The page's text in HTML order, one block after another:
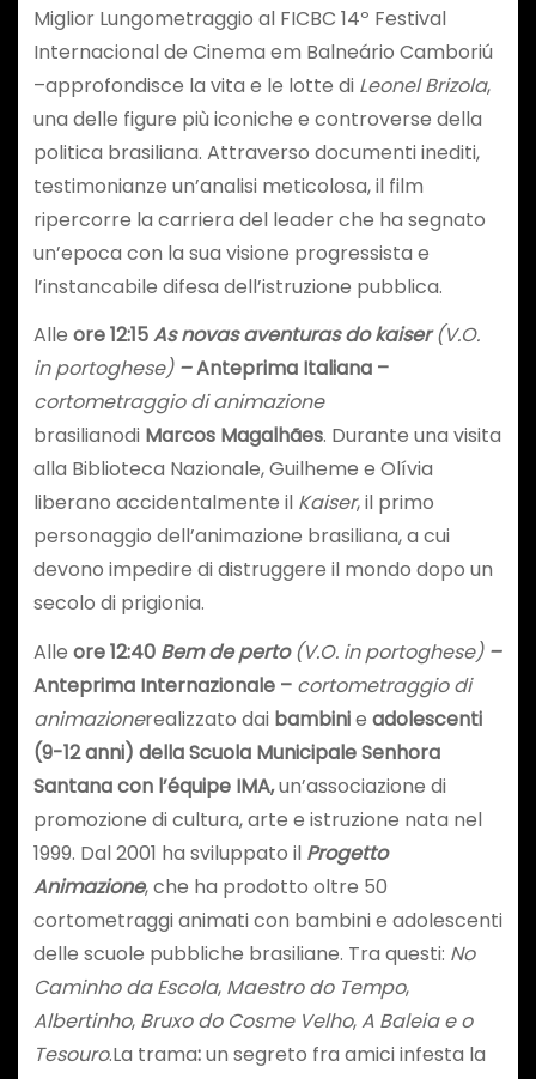
Miglior Lungometraggio al FICBC 14º Festival
Internacional de Cinema em Balneário Camboriú
–approfondisce la vita e le lotte di Leonel Brizola,
una delle figure più iconiche e controverse della
politica brasiliana. Attraverso documenti inediti,
testimonianze un’analisi meticolosa, il film
ripercorre la carriera del leader che ha segnato
un’epoca con la sua visione progressista e
l’instancabile difesa dell’istruzione pubblica.
Alle ore 12:15As novas aventuras do kaiser(V.O.
in portoghese) –Anteprima Italiana –
cortometraggio di animazione
brasilianodi Marcos Magalhães. Durante una visita
alla Biblioteca Nazionale, Guilheme e Olívia
liberano accidentalmente il Kaiser, il primo
personaggio dell’animazione brasiliana, a cui
devono impedire di distruggere il mondo dopo un
secolo di prigionia.
Alle ore 12:40 Bem de perto(V.O. in portoghese) –
Anteprima Internazionale –cortometraggio di
animazionerealizzato dai bambinie adolescenti
(9-12 anni) della Scuola Municipale Senhora
Santana con l’équipe IMA,un’associazione di
promozione di cultura, arte e istruzione nata nel
1999. Dal 2001 ha sviluppato il Progetto
Animazione, che ha prodotto oltre 50
cortometraggi animati con bambini e adolescenti
delle scuole pubbliche brasiliane. Tra questi: No
Caminho da Escola, Maestro do Tempo,
Albertinho, Bruxo do Cosme Velho,A Baleia e o
Tesouro.La trama:un segreto fra amici infesta la